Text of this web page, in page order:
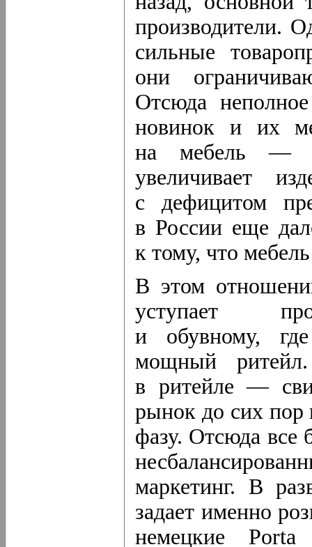
производители.
сильные
они
Отсюда неполное
новинок и их
на мебель —
увеличивает
с дефицитом
в России еще
к тому, что
В этом
уступает
и обувному,
мощный ритейл.
в ритейле —
рынок до сих пор
фазу. Отсюда все
маркетинг. В
задает именно
немецкие